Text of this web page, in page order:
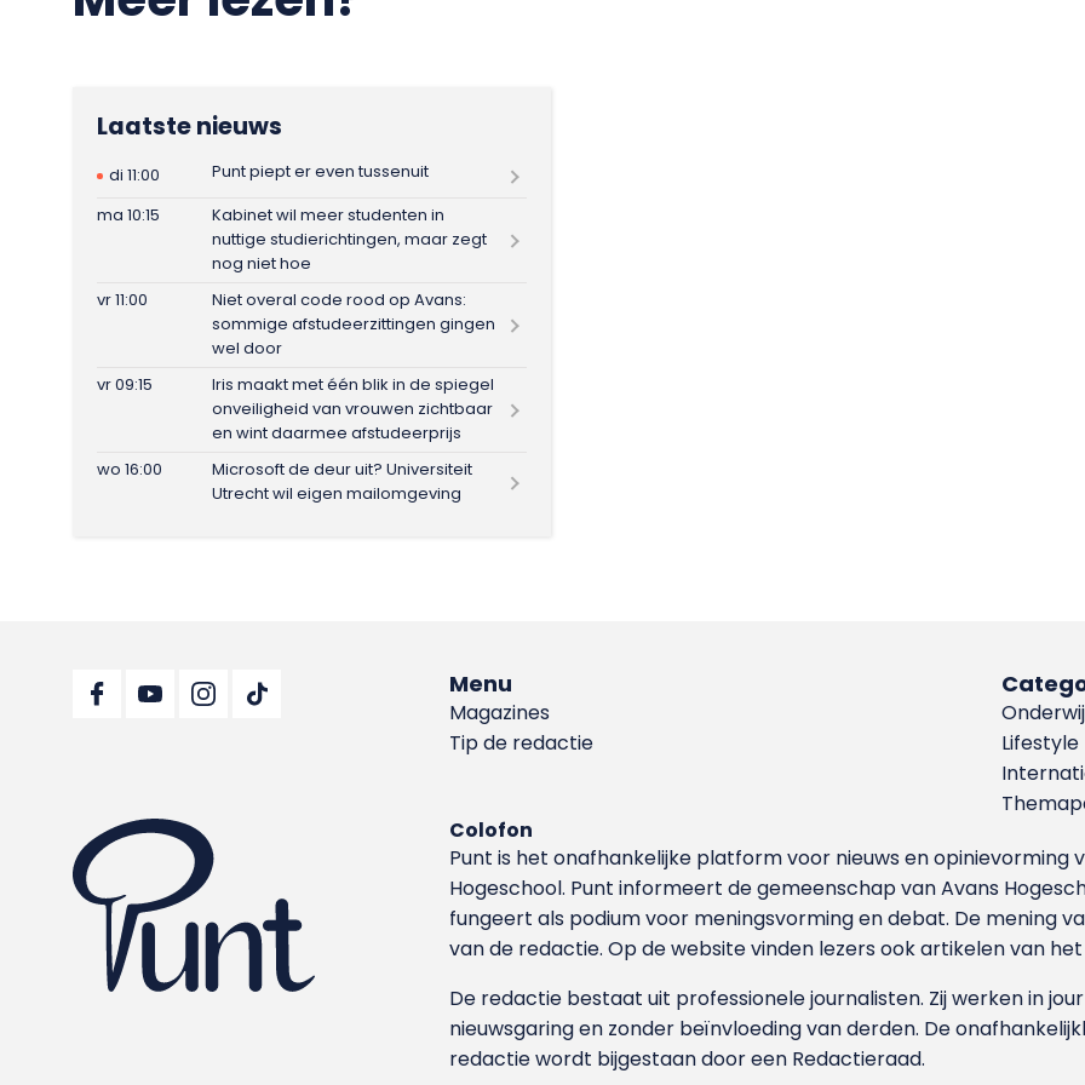
Laatste nieuws
di 11:00
Punt piept er even tussenuit
ma 10:15
Kabinet wil meer studenten in
nuttige studierichtingen, maar zegt
nog niet hoe
vr 11:00
Niet overal code rood op Avans:
sommige afstudeerzittingen gingen
wel door
vr 09:15
Iris maakt met één blik in de spiegel
onveiligheid van vrouwen zichtbaar
en wint daarmee afstudeerprijs
wo 16:00
Microsoft de deur uit? Universiteit
Utrecht wil eigen mailomgeving
Menu
Magazines
Tip de redactie
Lifestyle
Colofon
Punt is het onafhankelijke platform voor nieuws en
Hoge­school. Punt informeert de gemeenschap van Avans
fungeert als podium voor meningsvorming en debat. De mening
van de redactie. Op de website vinden lezers ook artikelen van
De redactie bestaat uit professionele journalisten. Zij werken in
nieuwsgaring en zonder beïnvloeding van derden. De
redactie wordt bijgestaan door een Redactieraad.